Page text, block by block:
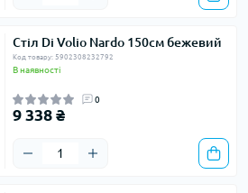
Стіл Di Volio Nardo 150см бежевий
Код товару: 5902308232792
В наявності
0
9 338 ₴